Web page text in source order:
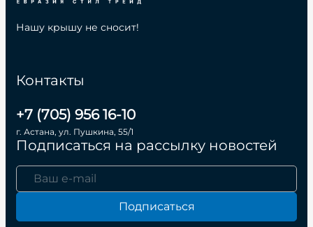
Контакты
+7 (705) 956 16-10
г. Астана, ул. Пушкина, 55/1
Подписаться на рассылку новостей
Подписаться
Нашу крышу не сносит!